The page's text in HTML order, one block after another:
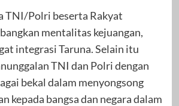
TNI/Polri beserta Rakyat
mentalitas kejuangan,
integrasi Taruna. Selain itu
TNI dan Polri dengan
bekal dalam menyongsong
kepada bangsa dan negara dalam